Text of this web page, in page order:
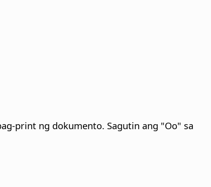
print ng dokumento. Sagutin ang "Oo" sa